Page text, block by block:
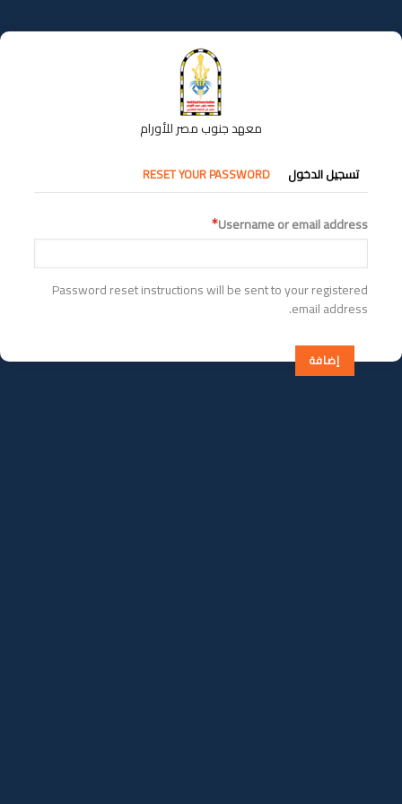
إلى
المحتوى
معهد جنوب مصر للأورام
التبويبات
الأساسية
تسجيل الدخول RESET YOUR PASSWORD
Username or email address
Password reset instructions will be sent to your registered
email address.